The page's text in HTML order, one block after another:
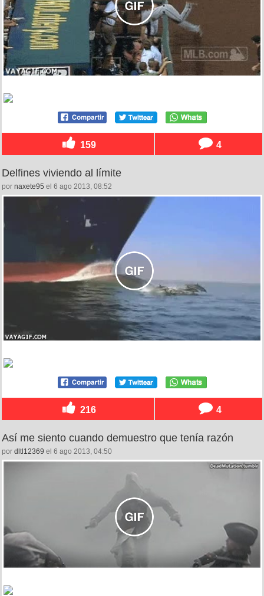
159 4
Delfines viviendo al límite
por naxete95 el 6 ago 2013, 08:52
216 4
Así me siento cuando demuestro que tenía razón
por dltl12369 el 6 ago 2013, 04:50